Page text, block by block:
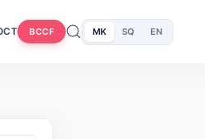
BCCF MK SQ EN